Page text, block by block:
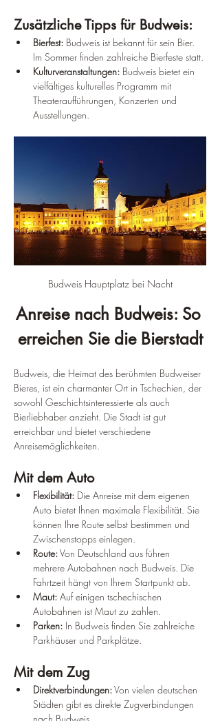
Zusätzliche Tipps für Budweis:
Bierfest: Budweis ist bekannt für sein Bier.
Im Sommer finden zahlreiche Bierfeste statt.
Kulturveranstaltungen: Budweis bietet ein
vielfältiges kulturelles Programm mit
Theateraufführungen, Konzerten und
Ausstellungen.
Budweis Hauptplatz bei Nacht
Anreise nach Budweis: So
erreichen Sie die Bierstadt
Budweis, die Heimat des berühmten Budweiser
Bieres, ist ein charmanter Ort in Tschechien, der
sowohl Geschichtsinteressierte als auch
Bierliebhaber anzieht. Die Stadt ist gut
erreichbar und bietet verschiedene
Anreisemöglichkeiten.
Mit dem Auto
Flexibilität: Die Anreise mit dem eigenen
Auto bietet Ihnen maximale Flexibilität. Sie
können Ihre Route selbst bestimmen und
Zwischenstopps einlegen.
Route: Von Deutschland aus führen
mehrere Autobahnen nach Budweis. Die
Fahrtzeit hängt von Ihrem Startpunkt ab.
Maut: Auf einigen tschechischen
Autobahnen ist Maut zu zahlen.
Parken: In Budweis finden Sie zahlreiche
Parkhäuser und Parkplätze.
Mit dem Zug
Direktverbindungen: Von vielen deutschen
Städten gibt es direkte Zugverbindungen
nach Budweis.